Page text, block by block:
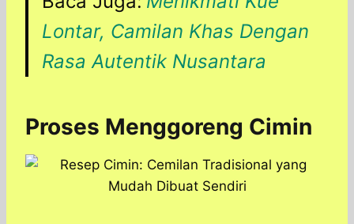
Lontar, Camilan Khas Dengan
Rasa Autentik Nusantara
Proses Menggoreng Cimin